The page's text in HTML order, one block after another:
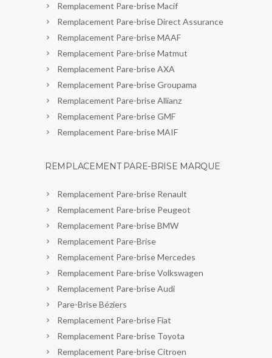
Remplacement Pare-brise Macif
Remplacement Pare-brise Direct Assurance
Remplacement Pare-brise MAAF
Remplacement Pare-brise Matmut
Remplacement Pare-brise AXA
Remplacement Pare-brise Groupama
Remplacement Pare-brise Allianz
Remplacement Pare-brise GMF
Remplacement Pare-brise MAIF
REMPLACEMENT PARE-BRISE MARQUE
Remplacement Pare-brise Renault
Remplacement Pare-brise Peugeot
Remplacement Pare-brise BMW
Remplacement Pare-Brise
Remplacement Pare-brise Mercedes
Remplacement Pare-brise Volkswagen
Remplacement Pare-brise Audi
Pare-Brise Béziers
Remplacement Pare-brise Fiat
Remplacement Pare-brise Toyota
Remplacement Pare-brise Citroen